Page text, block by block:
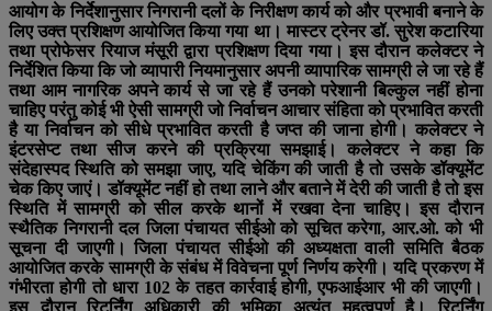
आयोग के निर्देशानुसार निगरानी दलों के निरीक्षण कार्य को और प्रभावी बनाने के
लिए उक्त प्रशिक्षण आयोजित किया गया था। मास्टर ट्रेनर डॉ. सुरेश कटारिया
तथा प्रोफेसर रियाज मंसूरी द्वारा प्रशिक्षण दिया गया। इस दौरान कलेक्टर ने
निर्देशित किया कि जो व्यापारी नियमानुसार अपनी व्यापारिक सामग्री ले जा रहे हैं
तथा आम नागरिक अपने कार्य से जा रहे हैं उनको परेशानी बिल्कुल नहीं होना
चाहिए परंतु कोई भी ऐसी सामग्री जो निर्वाचन आचार संहिता को प्रभावित करती
है या निर्वाचन को सीधे प्रभावित करती है जप्त की जाना होगी। कलेक्टर ने
इंटरसेप्ट तथा सीज करने की प्रक्रिया समझाई। कलेक्टर ने कहा कि
संदेहास्पद स्थिति को समझा जाए, यदि चेकिंग की जाती है तो उसके डॉक्यूमेंट
चेक किए जाएं। डॉक्यूमेंट नहीं हो तथा लाने और बताने में देरी की जाती है तो इस
स्थिति में सामग्री को सील करके थानों में रखवा देना चाहिए। इस दौरान
स्थैतिक निगरानी दल जिला पंचायत सीईओ को सूचित करेगा, आर.ओ. को भी
सूचना दी जाएगी। जिला पंचायत सीईओ की अध्यक्षता वाली समिति बैठक
आयोजित करके सामग्री के संबंध में विवेचना पूर्ण निर्णय करेगी। यदि प्रकरण में
गंभीरता होगी तो धारा 102 के तहत कार्रवाई होगी, एफआईआर भी की जाएगी।
इस दौरान रिटर्निंग अधिकारी की भूमिका अत्यंत महत्वपूर्ण है। रिटर्निंग